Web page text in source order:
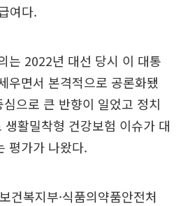
여다.
는 2022년 대선 당시 이 대통
우면서 본격적으로 공론화됐
으로 큰 반향이 일었고 정치
활밀착형 건강보험 이슈가 대
평가가 나왔다.
건복지부·식품의약품안전처